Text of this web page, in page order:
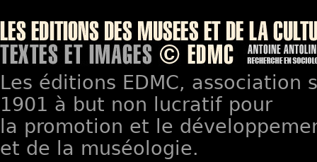
Les éditions EDMC, association
1901 à but non lucratif pour
la promotion et le
et de la muséologie.